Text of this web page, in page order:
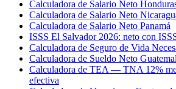
Calculadora de Salario Neto
Calculadora de Salario Neto
Calculadora de Salario Neto Panamá
ISSS El Salvador 2026: neto con
Calculadora de Seguro de Vida
Calculadora de Sueldo Neto
Calculadora de TEA — TNA 12%
efectiva